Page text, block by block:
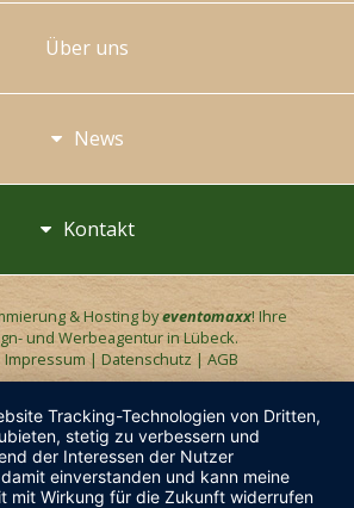
Über uns
News
Kontakt
& Hosting byeventomaxx! Ihre
und Werbeagentur in Lübeck.
Impressum | Datenschutz | AGB
Tracking-Technologien von Dritten,
stetig zu verbessern und
der Interessen der Nutzer
einverstanden und kann meine
mit Wirkung für die Zukunft widerrufen